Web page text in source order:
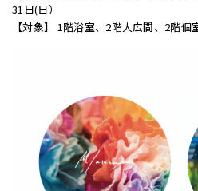
31日(日）
【対象】 1階浴室、2階大広間、2階